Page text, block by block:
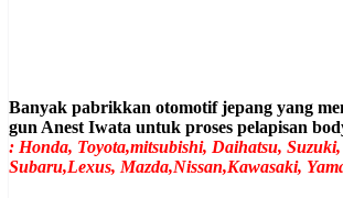
Banyak pabrikkan otomotif jepang yang
gun Anest Iwata untuk proses pelapisan
: Honda, Toyota,mitsubishi, Daihatsu,
Subaru,Lexus, Mazda,Nissan,Kawasaki,